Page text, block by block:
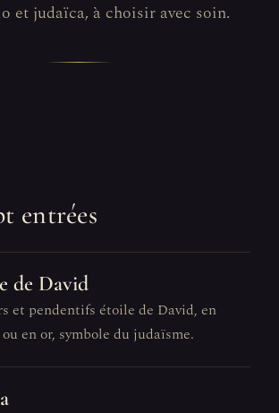
et judaïca, à choisir avec soin.
entrées
de David
et pendentifs étoile de David, en
en or, symbole du judaïsme.